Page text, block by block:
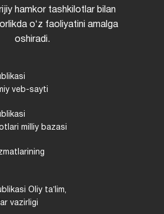
hamkor tashkilotlar bilan
oʻz faoliyatini amalga
oshiradi.
veb-sayti
milliy bazasi
Oliy taʼlim,
vazirligi